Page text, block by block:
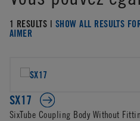
1 RESULTS | SHOW ALL RESULTS
AIMER
SX17
SixTube Coupling Body Without